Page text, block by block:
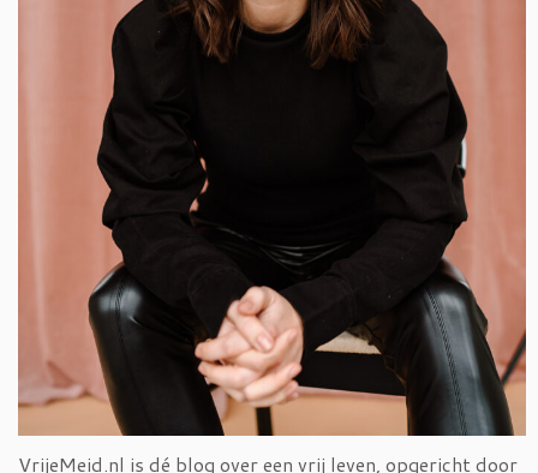
VrijeMeid.nl is dé blog over een vrij leven, opgericht door